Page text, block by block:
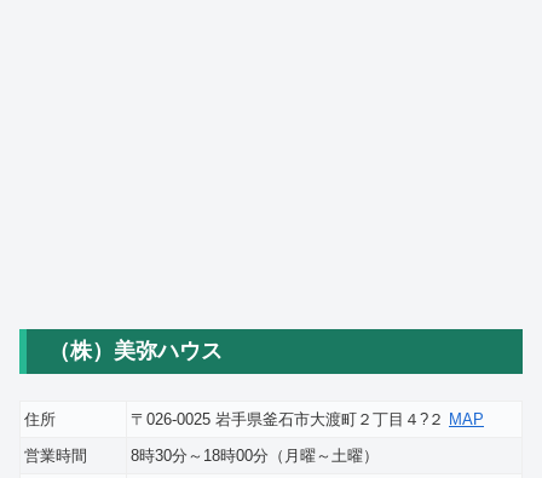
（株）美弥ハウス
住所 〒026-0025 岩手県釜石市大渡町２丁目４?２ MAP
営業時間
8時30分～18時00分（月曜～土曜）